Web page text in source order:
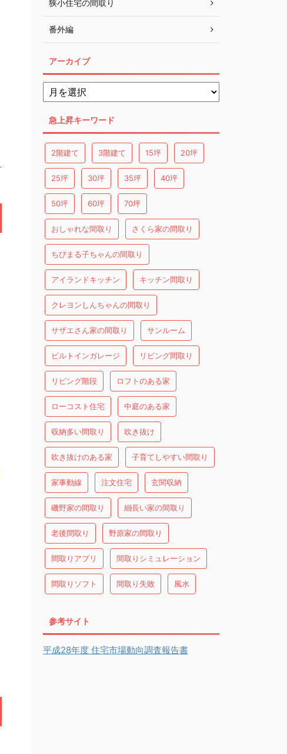
狭小住宅の間取り
番外編
アーカイブ
急上昇キーワード
2階建て 3階建て 15坪 20坪
25坪 30坪 35坪 40坪
50坪 60坪 70坪
おしゃれな間取り さくら家の間取り
ちびまる子ちゃんの間取り
アイランドキッチン キッチン間取り
クレヨンしんちゃんの間取り
サザエさん家の間取り サンルーム
ビルトインガレージ リビング間取り
リビング階段 ロフトのある家
ローコスト住宅 中庭のある家
収納多い間取り 吹き抜け
吹き抜けのある家 子育てしやすい間取り
家事動線 注文住宅 玄関収納
磯野家の間取り 細長い家の間取り
老後間取り 野原家の間取り
間取りアプリ 間取りシミュレーション
間取りソフト 間取り失敗 風水
参考サイト
平成28年度 住宅市場動向調査報告書